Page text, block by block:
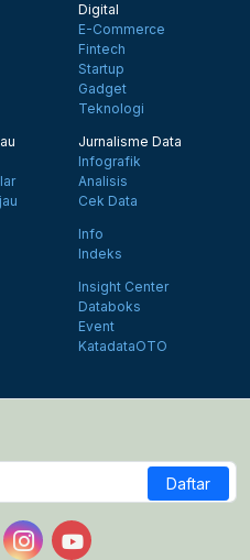
Digital
E-Commerce
Fintech
Startup
Gadget
Teknologi
Jurnalisme Data
Infografik
Analisis
Cek Data
Info
Indeks
Insight Center
Databoks
Event
KatadataOTO
Daftar
on Facebook
us on X
Follow us on Instagram
Follow us on